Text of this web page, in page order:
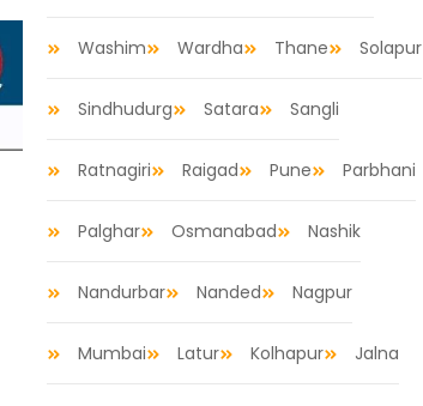
Washim Wardha Thane Solapur
Sindhudurg Satara Sangli
Ratnagiri Raigad Pune Parbhani
Palghar Osmanabad Nashik
Nandurbar Nanded Nagpur
Mumbai Latur Kolhapur Jalna